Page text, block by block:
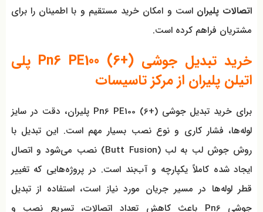
اتصالات پلیراناست و امکان خرید مستقیم و با اطمینان را برای
مشتریان فراهم کرده است.
خرید تبدیل جوشی Pn6 PE100 (6+) پلی
اتیلن پلیران از مرکز تاسیسات
برای خرید تبدیل جوشی Pn6 PE100 (6+) پلیران، دقت در سایز
لوله‌ها، فشار کاری و نوع نصب بسیار مهم است. این تبدیل با
روش جوش لب به لب (Butt Fusion) نصب می‌شود و اتصال
ایجاد شده کاملاً یکپارچه و آب‌بند است. در پروژه‌هایی که تغییر
قطر لوله‌ها در مسیر جریان مورد نیاز است، استفاده از تبدیل
جوشی Pn6 باعث کاهش تعداد اتصالات، تسریع نصب و